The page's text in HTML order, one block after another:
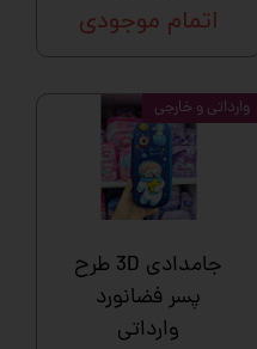
اتمام موجودی
جامدادی 3D طرح
پسر فضانورد
وارداتی
وارداتی و خارجی